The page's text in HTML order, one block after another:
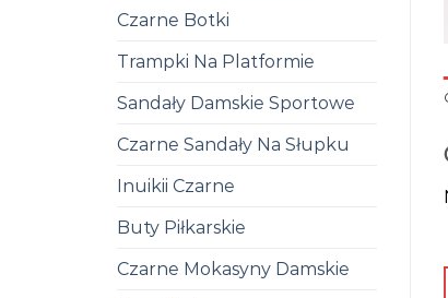
Czarne Botki
Trampki Na Platformie
Sandały Damskie Sportowe
Czarne Sandały Na Słupku
Inuikii Czarne
Buty Piłkarskie
Czarne Mokasyny Damskie